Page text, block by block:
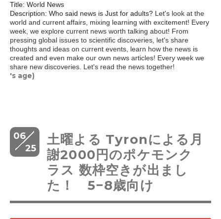
Title: World News
Description: Who said news is Just for adults? Let's look at the
world and current affairs, mixing learning with excitement! Every
week, we explore current news worth talking about! From
pressing global issues to scientific discoveries, let's share
thoughts and ideas on current events, learn how the news is
created and even make our own news articles! Every week we
share new discoveries. Let's read the news together!
's age)
06
25
土曜よる Tyronによる月
謝2000円のポケモンク
ラス 数枠空きが出まし
た！ 5−8歳向け